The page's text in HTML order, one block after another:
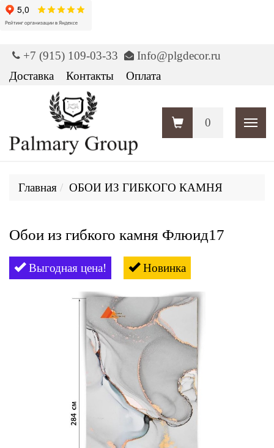
+7 (915) 109-03-33
Info@plgdecor.ru
Доставка
Контакты Оплата
0
Главная ОБОИ ИЗ ГИБКОГО КАМНЯ
Обои из гибкого камня Флюид17
Выгодная цена! Новинка